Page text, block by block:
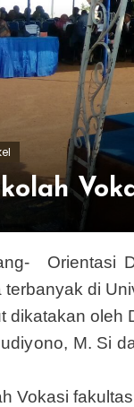
Orientasi
terbanyak di
dikatakan oleh
M. Si
Vokasi